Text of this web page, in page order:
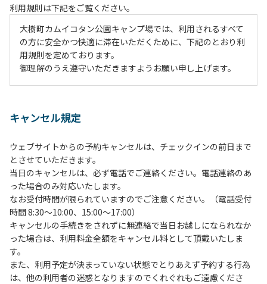
利用規則は下記をご覧ください。
大樹町カムイコタン公園キャンプ場では、利用されるすべて
の方に安全かつ快適に滞在いただくために、下記のとおり利
用規則を定めております。
御理解のうえ遵守いただきますようお願い申し上げます。
２、中学生以下だけでの利用はできません。高校生以上の方
３、テントサイト（多目的広場を含む。）の使用は、事前に
予約いただいた方のみで、連泊の方を除き、正午からです。
基本的に、テント1張りにつき1区画の予約をお願いします。
管理棟にてチェックインの手続きを行ってください。午後3
時前にお越しの方は、午後3時になりましたら管理棟にて手
続きを行ってください。午後5時過ぎにお越しの方は、翌朝
手続きを行ってください。
４、車両は、荷物の積み下ろし時以外は、駐車場にとめてく
ださい。
５、チェックアウトは、午前10時まで（日帰り使用の場合は
午後5時まで）です。チェックインの手続きを行っていない
キャンセル規定
ウェブサイトからの予約キャンセルは、チェックインの前日まで
とさせていただきます。
当日のキャンセルは、必ず電話でご連絡ください。電話連絡のあ
った場合のみ対応いたします。
なお受付時間が限られていますのでご注意ください。（電話受付
時間 8:30～10:00、15:00～17:00）
キャンセルの手続きをされずに無連絡で当日お越しになられなか
った場合は、利用料金全額をキャンセル料として頂戴いたしま
す。
また、利用予定が決まっていない状態でとりあえず予約する行為
は、他の利用者の迷惑となりますのでくれぐれもご遠慮くださ